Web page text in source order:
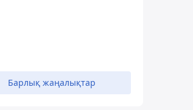
Барлық жаңалықтар